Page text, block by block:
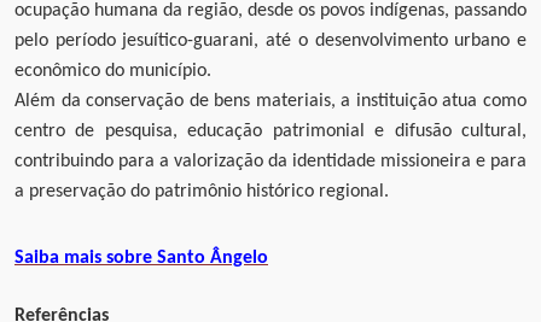
ocupação humana da região, desde os povos indígenas, passando
pelo período jesuítico-guarani, até o desenvolvimento urbano e
econômico do município.
Além da conservação de bens materiais, a instituição atua como
centro de pesquisa, educação patrimonial e difusão cultural,
contribuindo para a valorização da identidade missioneira e para
a preservação do patrimônio histórico regional.
Saiba mais sobre Santo Ângelo
Referências